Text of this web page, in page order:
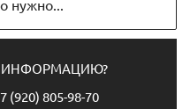
нужно...
ИНФОРМАЦИЮ?
(920) 805-98-70